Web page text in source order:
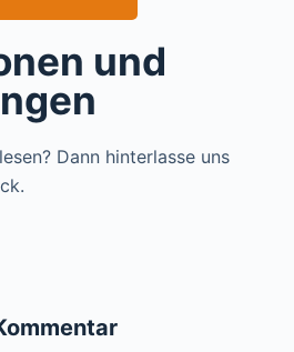
und
Dann hinterlasse uns